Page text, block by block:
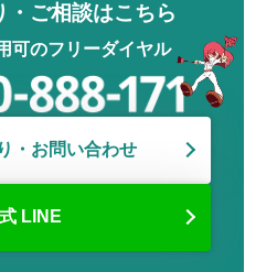
・ご相談はこちら
可のフリーダイヤル
・お問い合わせ
LINE